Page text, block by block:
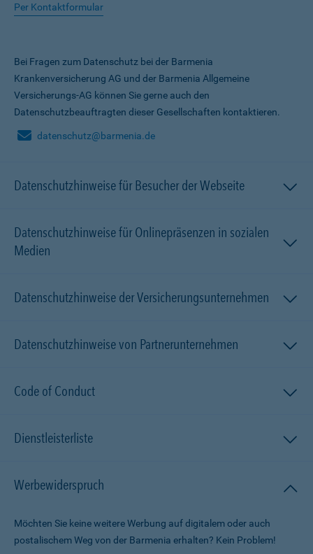
Per Kontaktformular
Bei Fragen zum Datenschutz bei der Barmenia
Krankenversicherung AG und der Barmenia Allgemeine
Versicherungs-AG können Sie gerne auch den
Datenschutzbeauftragten dieser Gesellschaften kontaktieren.
datenschutz@barmenia.de
Datenschutzhinweise für Besucher der Webseite
Datenschutzhinweise für Onlinepräsenzen in sozialen
Medien
Datenschutzhinweise der Versicherungsunternehmen
Datenschutzhinweise von Partnerunternehmen
Code of Conduct
Dienstleisterliste
Werbewiderspruch
Möchten Sie keine weitere Werbung auf digitalem oder auch
postalischem Weg von der Barmenia erhalten? Kein Problem!